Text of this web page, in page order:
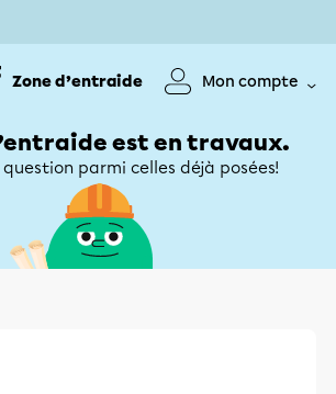
Zone d’entraide Mon compte
est en travaux.
parmi celles déjà posées!